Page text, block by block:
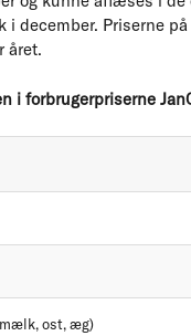
i december. Priserne
året.
i forbrugerpriserne
ost, æg)